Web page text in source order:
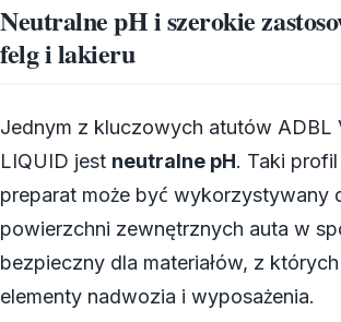
Neutralne pH i szerokie
felg i lakieru
Jednym z kluczowych atutów ADBL
LIQUID jest neutralne pH. Taki
preparat może być wykorzystywany
powierzchni zewnętrznych auta w
bezpieczny dla materiałów, z
elementy nadwozia i wyposażenia.